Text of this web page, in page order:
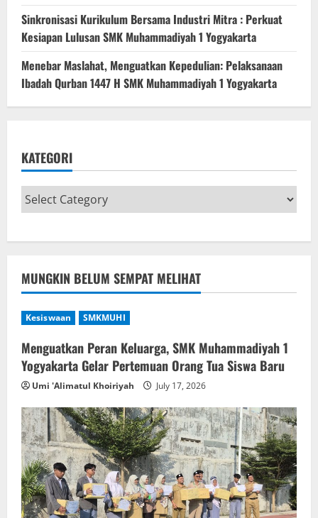
Sinkronisasi Kurikulum Bersama Industri Mitra : Perkuat
Kesiapan Lulusan SMK Muhammadiyah 1 Yogyakarta
Menebar Maslahat, Menguatkan Kepedulian: Pelaksanaan
Ibadah Qurban 1447 H SMK Muhammadiyah 1 Yogyakarta
KATEGORI
MUNGKIN BELUM SEMPAT MELIHAT
Kesiswaan SMKMUHI
Menguatkan Peran Keluarga, SMK Muhammadiyah 1
Yogyakarta Gelar Pertemuan Orang Tua Siswa Baru
Umi 'Alimatul Khoiriyah July 17, 2026